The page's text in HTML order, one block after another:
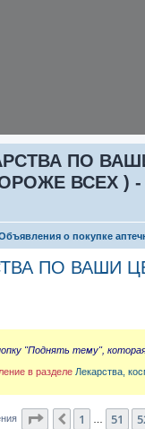
ПО ВАШИ
ВСЕХ ) -
о покупке
ПО ВАШИ
"Поднять тему",
в разделе Лекарства,
Страница 53из
Пред.
1 51